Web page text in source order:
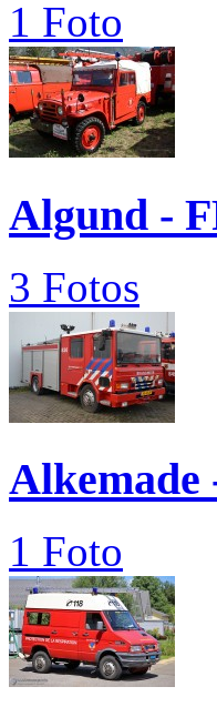
1 Foto
Algund -
3 Fotos
Alkemade
1 Foto